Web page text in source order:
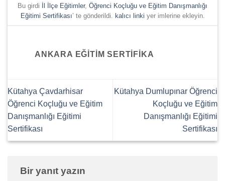
Bu girdi İl İlçe Eğitimler, Öğrenci Koçluğu ve Eğitim Danışmanlığı
Eğitimi Sertifikası’ te gönderildi. kalıcı linki yer imlerine ekleyin.
ANKARA EĞITIM SERTIFIKA
Kütahya Çavdarhisar
Öğrenci Koçluğu ve Eğitim
Danışmanlığı Eğitimi
Sertifikası
Kütahya Dumlupınar Öğrenci
Koçluğu ve Eğitim
Danışmanlığı Eğitimi
Sertifikası
Bir yanıt yazın